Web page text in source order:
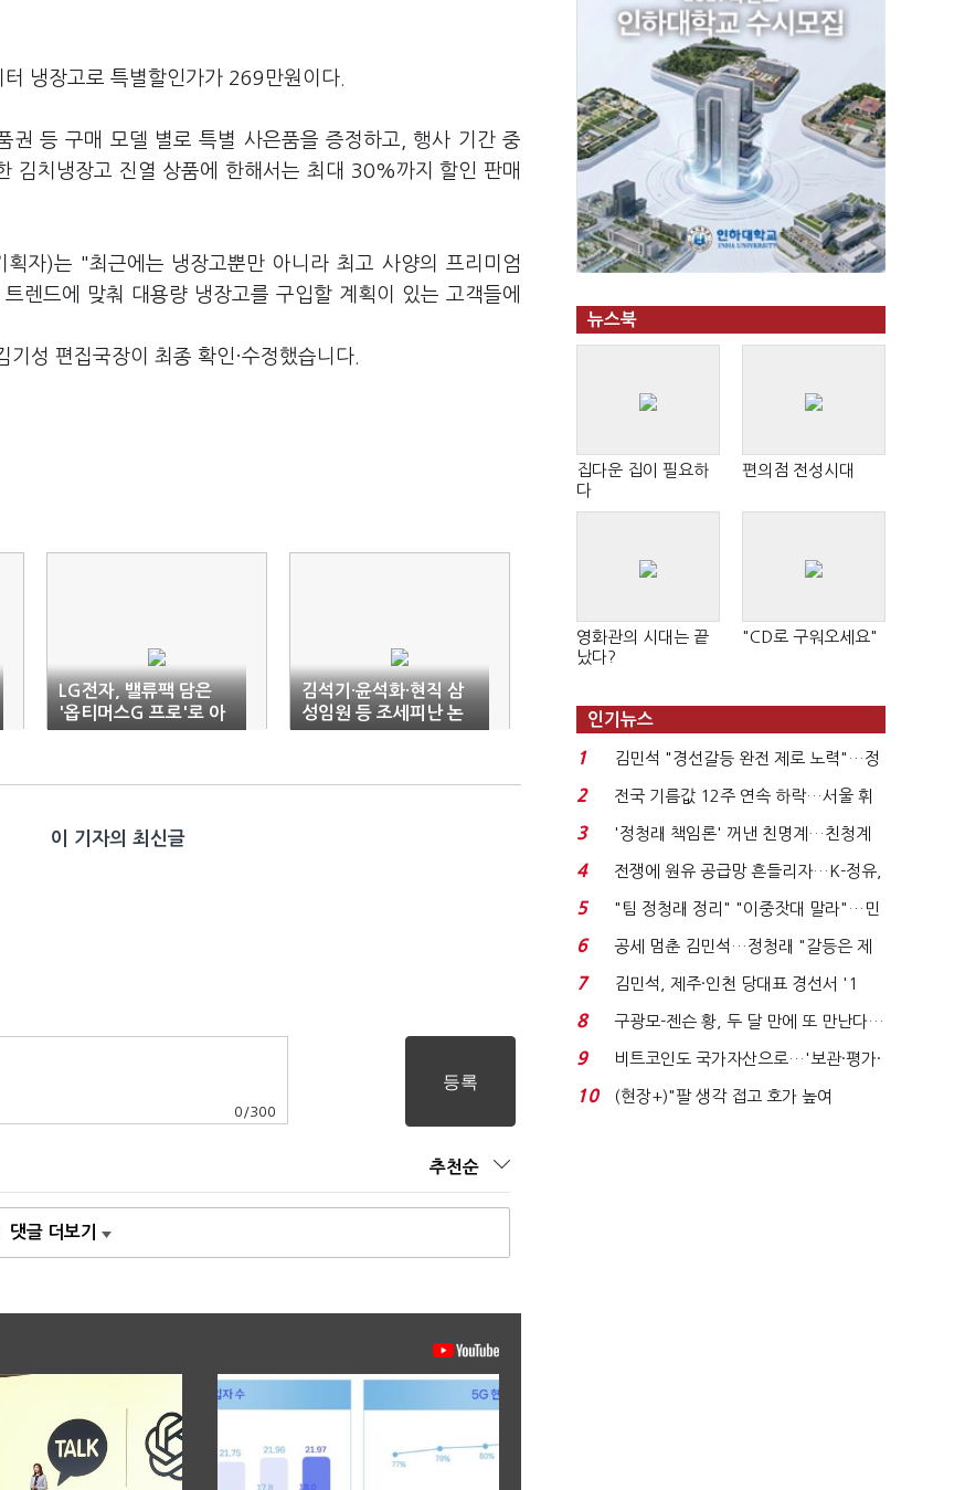
냉장고로 특별할인가가 269만원이다.
권 등 구매 모델 별로 특별 사은품을 증정하고, 행사 기간 중
김치냉장고 진열 상품에 한해서는 최대 30%까지 할인 판매
자)는 "최근에는 냉장고뿐만 아니라 최고 사양의 프리미엄
렌드에 맞춰 대용량 냉장고를 구입할 계획이 있는 고객들에
성 편집국장이 최종 확인·수정했습니다.
LG전자, 밸류팩 담은
'옵티머스G 프로'로 아
시아 공략
김석기·윤석화·현직 삼
성임원 등 조세피난 논
란 연루(상보)
이 기자의 최신글
0 /300
추천순
댓글 더보기
뉴스북
집다운 집이 필요하
다
편의점 전성시대
영화관의 시대는 끝
났다?
"CD로 구워오세요"
인기뉴스
1
김민석 "경선갈등 완전 제로 노력"…정
청래 "반명 공세 사...
2
전국 기름값 12주 연속 하락…서울 휘
발윳값 1909원...
3
'정청래 책임론' 꺼낸 친명계…친청계
는 추가투표 때리기...
4
전쟁에 원유 공급망 흔들리자…K-정유,
에너지안보 핵심...
5
"팀 정청래 정리" "이중잣대 말라"…민
주 최고위원 계파 다...
6
공세 멈춘 김민석…정청래 "갈등은 제
가 수습"
7
김민석, 제주·인천 당대표 경선서 '1
위'(1보)...
8
구광모-젠슨 황, 두 달 만에 또 만난다…
로봇·AI 등 논...
9
비트코인도 국가자산으로…'보관·평가·
처분' 기준은 ...
10
(현장+)"팔 생각 접고 호가 높여